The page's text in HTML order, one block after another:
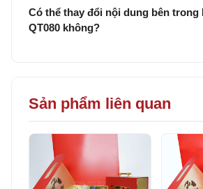
Có thể thay đổi nội dung bên trong
QT080 không?
Sản phẩm liên quan